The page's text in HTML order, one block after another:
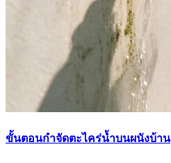
ขั้นตอนกำจัดตะไคร่น้ำบนผนังบ้าน